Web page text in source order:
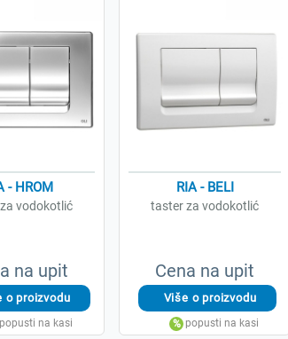
na upit
- HROM
vodokotlić
Cena na upit
RIA - BELI
taster za vodokotlić